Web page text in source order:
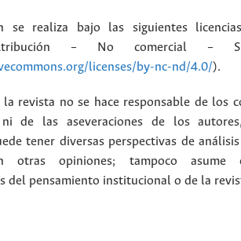
se realiza bajo las siguientes
– No comercial –
licenses/by-nc-nd/4.0/).
revista no se hace responsable de los
de las aseveraciones de los
tener diversas perspectivas de
otras opiniones; tampoco asume
del pensamiento institucional o de la